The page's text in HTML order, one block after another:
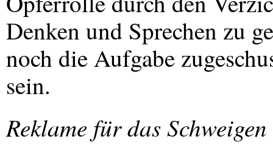
Denken und Sprechen zu
noch die Aufgabe
sein.
Reklame für das Schweigen